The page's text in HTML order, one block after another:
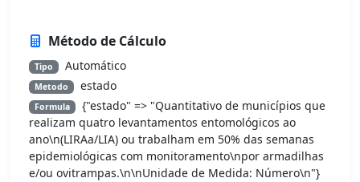
Método de Cálculo
Tipo Automático
Metodo estado
Formula
{"estado" => "Quantitativo de municípios que
realizam quatro levantamentos entomológicos ao
ano\n(LIRAa/LIA) ou trabalham em 50% das semanas
epidemiológicas com monitoramento\npor armadilhas
e/ou ovitrampas.\n\nUnidade de Medida: Número\n"}